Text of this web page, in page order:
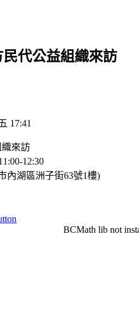
民代公益組織來訪
17:41
織來訪
:00-12:30
內湖區洲子街63號1樓)
BCMath lib not